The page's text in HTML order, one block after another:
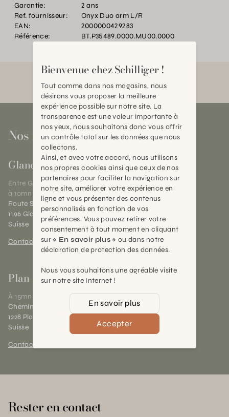
Garantie:
2 ans
Ref. fournisseur:
Onyx Duo arm L/R
EAN:
2000000429283
Référence:
BT.P35489.0000.MU00.0000
Nos magasins
Gland
Entre Genève et Lausanne,
à 10mn de Nyon
Route Suisse 40
1196 Gland (VD)
Suisse
Contact et horaires
Plan-les-Ouates
À 15mn du centre de Genève
Chemin des Charrotons 25
1228 Plan-les-Ouates (GE)
Suisse
Contact et horaires
Rester en contact
Bienvenue chez Schilliger !
Tout comme dans nos magasins, nous
désirons vous proposer la meilleure
expérience possible sur notre site. La
transparence est une valeur importante à
nos yeux, nous souhaitons donc vous offrir
un contrôle total sur les données que nous
collectons.
Ainsi, et avec votre accord, nous utilisons
nos propres cookies ainsi que ceux de nos
partenaires pour faciliter la navigation sur
notre site, améliorer votre expérience en
ligne et vous présenter des contenus
personnalisés en fonction de vos
préférences. Vous pouvez retirer votre
consentement à tout moment en cliquant
sur « En savoir plus » ou dans notre
déclaration de protection des données.
Nous vous souhaitons une agréable visite
sur notre site Internet !
En savoir plus
Accepter